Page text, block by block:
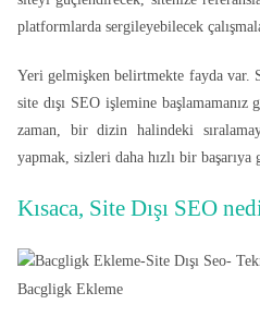
platformlarda sergileyebilecek
Yeri gelmişken belirtmekte fayda var.
site dışı SEO işlemine başlamamanız
zaman, bir dizin halindeki
yapmak, sizleri daha hızlı bir
Kısaca, Site Dışı SEO
Bacgligk Ekleme